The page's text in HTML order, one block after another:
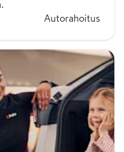
Autorahoitus